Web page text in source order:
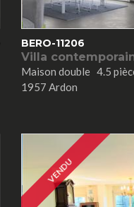
BERO-11206
Villa
Maison double 4.5
1957 Ardon
VENDU